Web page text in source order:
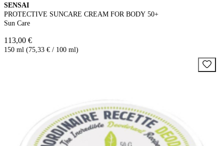
SENSAI
PROTECTIVE SUNCARE CREAM FOR BODY 50+
Sun Care
113,00 €
150 ml (75,33 € / 100 ml)